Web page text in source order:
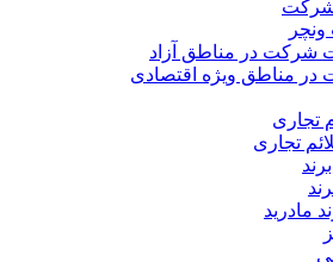
شرکت
شرکت در مناطق آزاد
در مناطق ویژه اقتصادی
تجاری
تجاری
مادرید